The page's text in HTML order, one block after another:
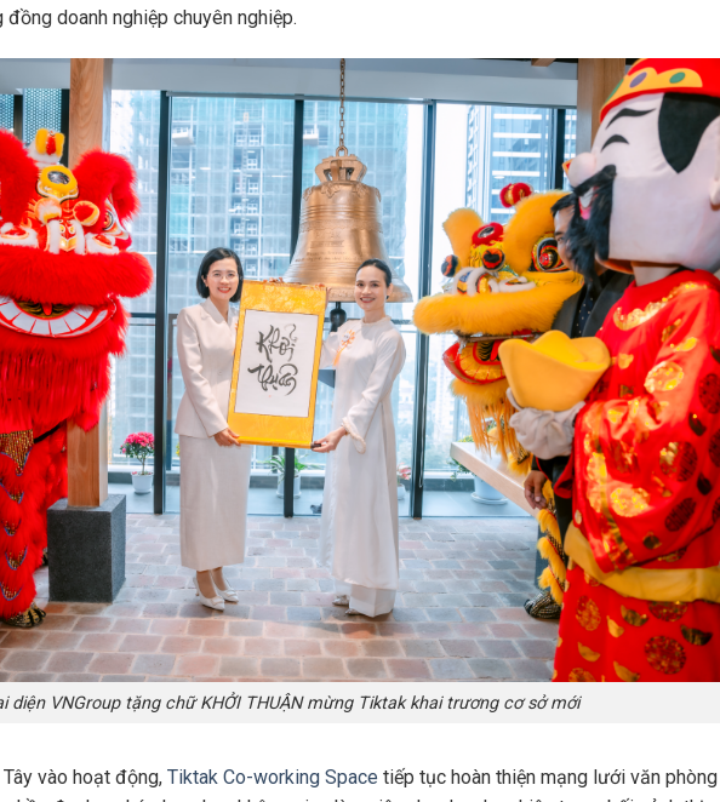
doanh nghiệp chuyên nghiệp.
diện VNGroup tặng chữ KHỞI THUẬN mừng Tiktak khai trương cơ sở mới
vào hoạt động, Tiktak Co-working Space tiếp tục hoàn thiện mạng lưới văn phòng